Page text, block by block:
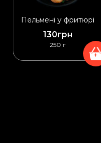
Пельмені у фритюрі
130грн
250 г
+